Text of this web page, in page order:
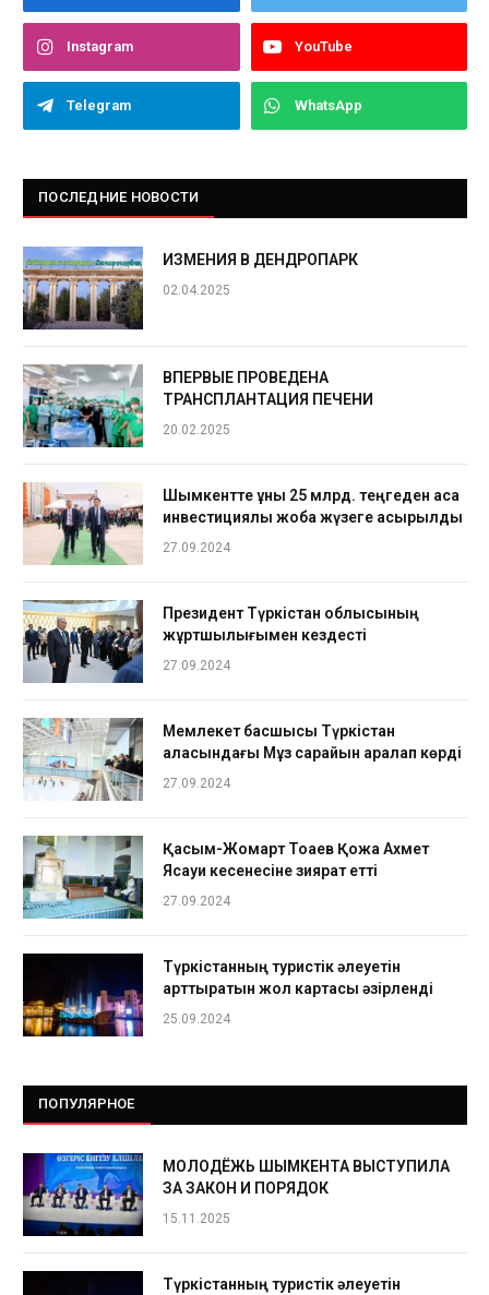
Instagram YouTube
Telegram WhatsApp
ПОСЛЕДНИЕ НОВОСТИ
ИЗМЕНИЯ В ДЕНДРОПАРК
02.04.2025
ВПЕРВЫЕ ПРОВЕДЕНА
ТРАНСПЛАНТАЦИЯ ПЕЧЕНИ
20.02.2025
Шымкентте құны 25 млрд. теңгеден аса
инвестициялық жоба жүзеге асырылды
27.09.2024
Президент Түркістан облысының
жұртшылығымен кездесті
27.09.2024
Мемлекет басшысы Түркістан
қаласындағы Мұз сарайын аралап көрді
27.09.2024
Қасым-Жомарт Тоқаев Қожа Ахмет
Ясауи кесенесіне зиярат етті
27.09.2024
Түркістанның туристік әлеуетін
арттыратын жол картасы әзірленді
25.09.2024
ПОПУЛЯРНОЕ
МОЛОДЁЖЬ ШЫМКЕНТА ВЫСТУПИЛА
ЗА ЗАКОН И ПОРЯДОК
15.11.2025
Түркістанның туристік әлеуетін